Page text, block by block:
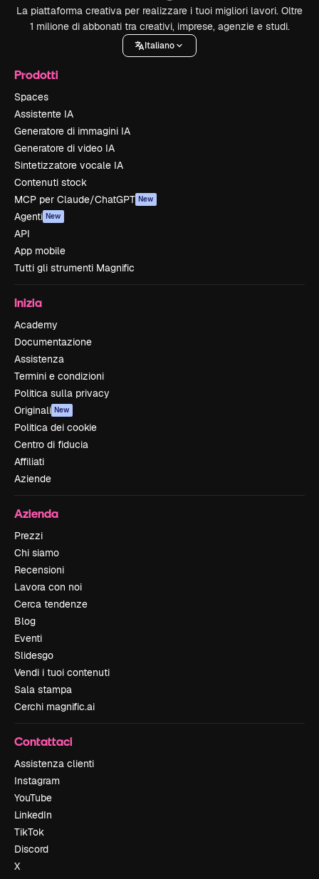
La piattaforma creativa per realizzare i tuoi migliori lavori. Oltre
1 milione di abbonati tra creativi, imprese, agenzie e studi.
Italiano
Prodotti
Spaces
Assistente IA
Generatore di immagini IA
Generatore di video IA
Sintetizzatore vocale IA
Contenuti stock
MCP per Claude/ChatGPT New
Agenti New
API
App mobile
Tutti gli strumenti Magnific
Inizia
Academy
Documentazione
Assistenza
Termini e condizioni
Politica sulla privacy
Originali New
Politica dei cookie
Centro di fiducia
Affiliati
Aziende
Azienda
Prezzi
Chi siamo
Recensioni
Lavora con noi
Cerca tendenze
Blog
Eventi
Slidesgo
Vendi i tuoi contenuti
Sala stampa
Cerchi magnific.ai
Contattaci
Assistenza clienti
Instagram
YouTube
LinkedIn
TikTok
Discord
X